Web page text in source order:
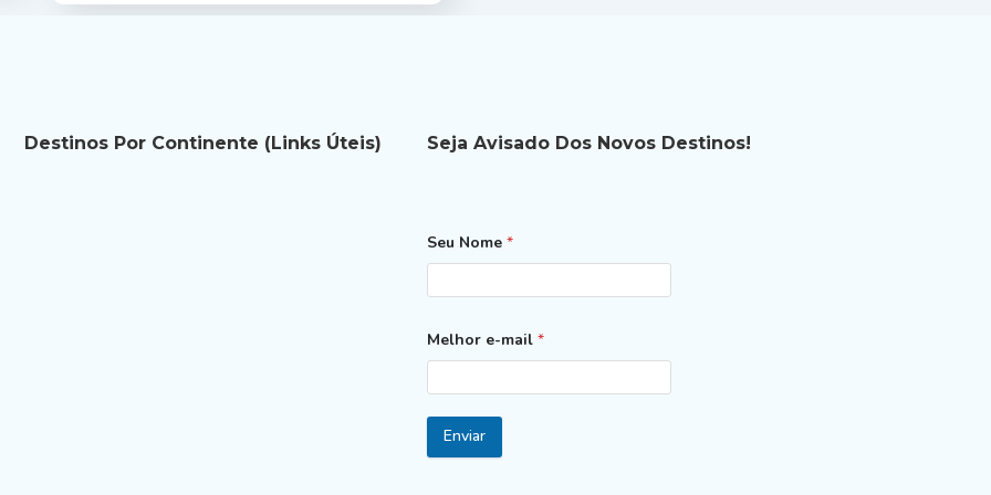
Destinos Por Continente (links Úteis) Seja Avisado Dos Novos Destinos!
Seu Nome *
Melhor e-mail *
Enviar